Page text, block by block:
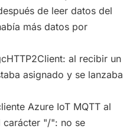
de leer datos del
más datos por
al recibir un
asignado y se lanzaba
Azure IoT MQTT al
carácter "/": no se